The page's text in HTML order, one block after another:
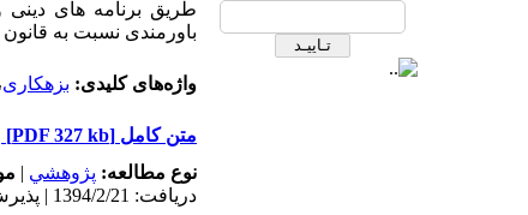
طریق برنامه های دینی
باورمندی نسبت به
واژه‌های کلیدی: بزهکاری
متن کامل [PDF 327 kb]
نوع مطالعه: پژوهشي |
دریافت: 1394/2/21 | پذیرش: 1394/6/13 | انتشار: 1394/6/13